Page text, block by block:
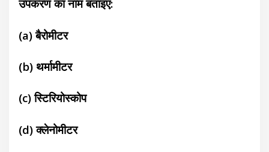
उपकरण का नाम बताइए:
(a)बैरोमीटर
(b)थर्मामीटर
(c)स्टिरियोस्कोप
(d) क्लेनोमीटर